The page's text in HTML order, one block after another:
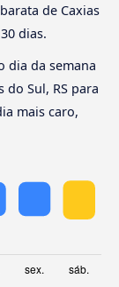
de Caxias
dias.
dia da semana
Sul, RS para
mais caro,